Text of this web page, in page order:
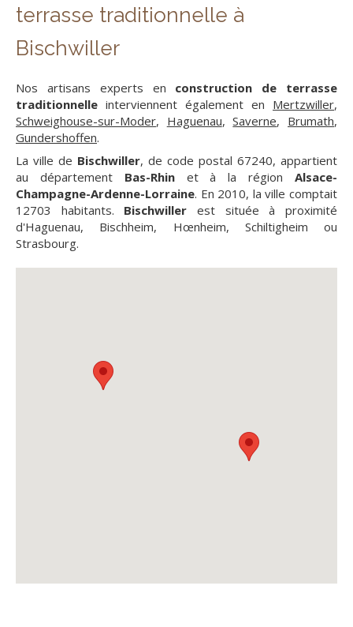
terrasse traditionnelle à
Bischwiller
Nos artisans experts en construction de terrasse
traditionnelle interviennent également en Mertzwiller,
Schweighouse-sur-Moder, Haguenau,Saverne, Brumath,
Gundershoffen.
La ville de Bischwiller, de code postal 67240, appartient
au département Bas-Rhinet à la régionAlsace-
Champagne-Ardenne-Lorraine. En 2010, la ville comptait
12703 habitants. Bischwiller est située à proximité
d'Haguenau, Bischheim, Hœnheim, Schiltigheim ou
Strasbourg.